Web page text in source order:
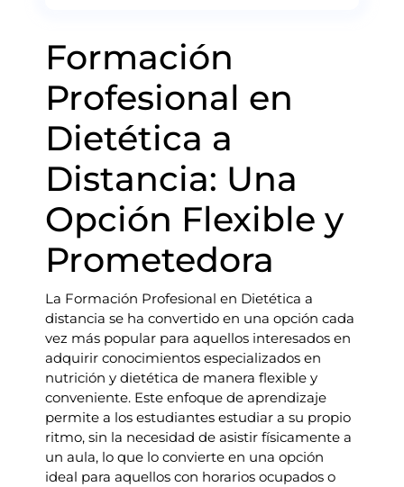
Formación
Profesional en
Dietética a
Distancia: Una
Opción Flexible y
Prometedora
La Formación Profesional en Dietética a
distancia se ha convertido en una opción cada
vez más popular para aquellos interesados en
adquirir conocimientos especializados en
nutrición y dietética de manera flexible y
conveniente. Este enfoque de aprendizaje
permite a los estudiantes estudiar a su propio
ritmo, sin la necesidad de asistir físicamente a
un aula, lo que lo convierte en una opción
ideal para aquellos con horarios ocupados o